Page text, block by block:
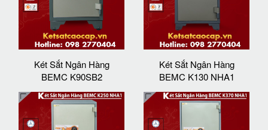
Két Sắt Ngân Hàng
BEMC K90SB2
Két Sắt Ngân Hàng
BEMC K130 NHA1